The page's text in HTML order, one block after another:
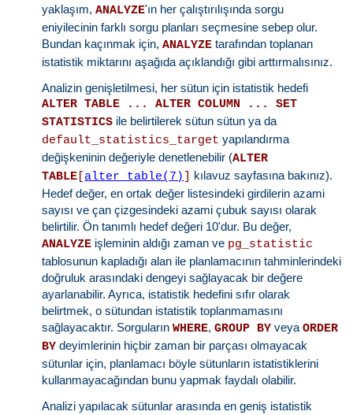
yaklaşım,ANALYZE'ın her çalıştırılışında sorgu
eniyilecinin farklı sorgu planları seçmesine sebep olur.
Bundan kaçınmak için,ANALYZE tarafından toplanan
istatistik miktarını aşağıda açıklandığı gibi arttırmalısınız.
Analizin genişletilmesi, her sütun için istatistik hedefi
ALTER TABLE ... ALTER COLUMN ... SET
STATISTICS ile belirtilerek sütun sütun ya da
default_statistics_target yapılandırma
değişkeninin değeriyle denetlenebilir (ALTER
TABLE alter_table(7)
kılavuz sayfasına bakınız).
Hedef değer, en ortak değer listesindeki girdilerin azami
sayısı ve çan çizgesindeki azami çubuk sayısı olarak
belirtilir. Ön tanımlı hedef değeri 10'dur. Bu değer,
ANALYZE işleminin aldığı zaman ve pg_statistic
tablosunun kapladığı alan ile planlamacının tahminlerindeki
doğruluk arasındaki dengeyi sağlayacak bir değere
ayarlanabilir. Ayrıca, istatistik hedefini sıfır olarak
belirtmek, o sütundan istatistik toplanmamasını
sağlayacaktır. SorgularınWHERE,GROUP BY veyaORDER
BY deyimlerinin hiçbir zaman bir parçası olmayacak
sütunlar için, planlamacı böyle sütunların istatistiklerini
kullanmayacağından bunu yapmak faydalı olabilir.
Analizi yapılacak sütunlar arasında en geniş istatistik